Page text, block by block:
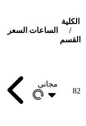
الكلية
/
القسم
الساعات السعر
82
مجاني